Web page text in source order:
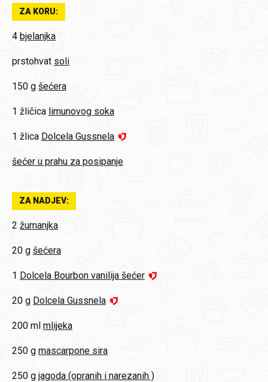
ZA KORU:
4 bjelanjka
prstohvat soli
150 g šećera
1 žličica limunovog soka
1 žlica Dolcela Gussnela
šećer u prahu za posipanje
ZA NADJEV:
2 žumanjka
20 g šećera
1 Dolcela Bourbon vanilija šećer
20 g Dolcela Gussnela
200 ml mlijeka
250 g mascarpone sira
250 g jagoda (opranih i narezanih )